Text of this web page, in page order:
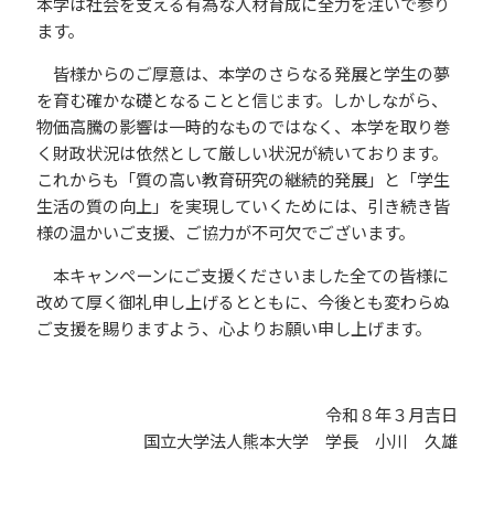
ます。
皆様からのご厚意は、本学のさらなる発展と学生の夢
を育む確かな礎となることと信じます。しかしながら、
物価高騰の影響は一時的なものではなく、本学を取り巻
く財政状況は依然として厳しい状況が続いております。
これからも「質の高い教育研究の継続的発展」と「学生
生活の質の向上」を実現していくためには、引き続き皆
様の温かいご支援、ご協力が不可欠でございます。
本キャンペーンにご支援くださいました全ての皆様に
改めて厚く御礼申し上げるとともに、今後とも変わらぬ
ご支援を賜りますよう、心よりお願い申し上げます。
令和８年３月吉日
国立大学法人熊本大学 学長 小川 久雄